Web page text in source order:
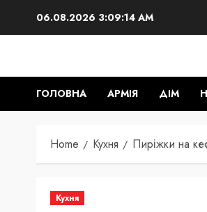
06.08.2026 3:09:15 AM
ГОЛОВНА АРМІЯ ДІМ
Home Кухня Пиріжки на
Кухня